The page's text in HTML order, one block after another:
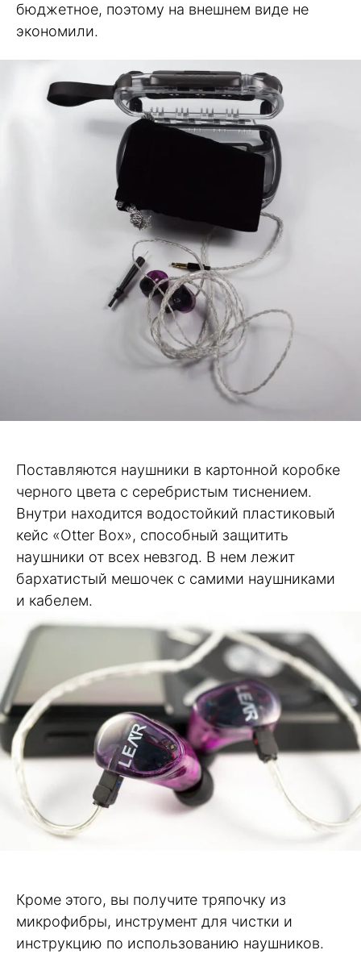
бюджетное, поэтому на внешнем виде не
экономили.
Поставляются наушники в картонной коробке
черного цвета с серебристым тиснением.
Внутри находится водостойкий пластиковый
кейс «Otter Box», способный защитить
наушники от всех невзгод. В нем лежит
бархатистый мешочек с самими наушниками
и кабелем.
Кроме этого, вы получите тряпочку из
микрофибры, инструмент для чистки и
инструкцию по использованию наушников.